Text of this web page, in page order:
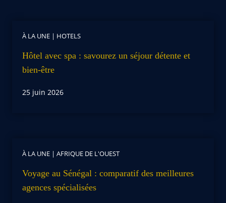
À LA UNE | HOTELS
Hôtel avec spa : savourez un séjour détente et
bien-être
25 juin 2026
À LA UNE | AFRIQUE DE L'OUEST
Voyage au Sénégal : comparatif des meilleures
agences spécialisées